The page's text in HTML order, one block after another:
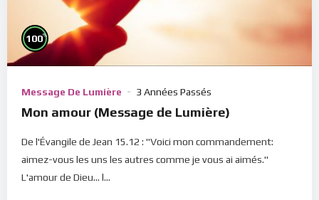
100%
Message De Lumière 3 Années Passés
Mon amour (Message de Lumière)
De l'Évangile de Jean 15.12 : "Voici mon commandement:
aimez-vous les uns les autres comme je vous ai aimés."
L'amour de Dieu... l...